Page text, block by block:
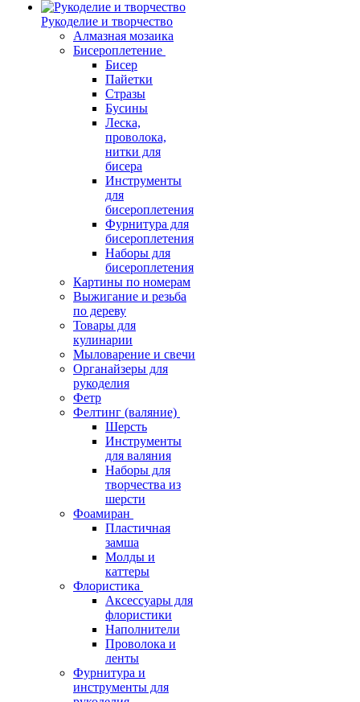
Рукоделие и творчество
Алмазная мозаика
Бисероплетение
Бисер
Пайетки
Стразы
Бусины
Леска,
проволока,
нитки для
бисера
Инструменты
для
бисероплетения
Фурнитура для
бисероплетения
Наборы для
бисероплетения
Картины по номерам
Выжигание и резьба
по дереву
Товары для
кулинарии
Мыловарение и свечи
Органайзеры для
рукоделия
Фетр
Фелтинг (валяние)
Шерсть
Инструменты
для валяния
Наборы для
творчества из
шерсти
Фоамиран
Пластичная
замша
Молды и
каттеры
Флористика
Аксессуары для
флористики
Наполнители
Проволока и
ленты
Фурнитура и
инструменты для